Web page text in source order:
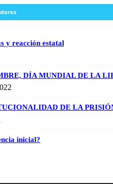
y reacción estatal
DÍA MUNDIAL DE LA
DE LA
inicial?